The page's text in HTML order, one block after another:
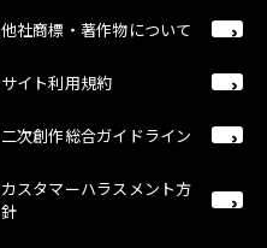
他社商標・著作物について
サイト利用規約
二次創作総合ガイドライン
カスタマーハラスメント方
針